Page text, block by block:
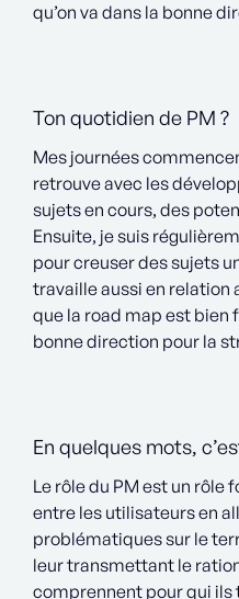
qu’on va dans la bonne
Ton quotidien de PM ?
Mes journées
retrouve avec les
sujets en cours, des
Ensuite, je suis
pour creuser des sujets
travaille aussi en relation
que la road map est bien
bonne direction pour la
En quelques mots,
Le rôle du PM est un rôle
entre les utilisateurs en
problématiques sur le
leur transmettant le
comprennent pour qui ils